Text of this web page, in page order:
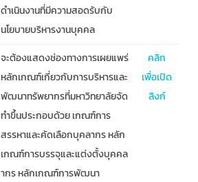
ดำเนินงานที่มีความสอดรับกับ
นโยบายบริหารงานบุคคล
จะต้องแสดงช่องทางการเผยแพร่
หลักเกณฑ์เกี่ยวกับการบริหารและ
พัฒนาทรัพยากรที่มหาวิทยาลัยจัด
ทำขึ้นประกอบด้วย เกณฑ์การ
สรรหาและคัดเลือกบุคลากร หลัก
เกณฑ์การบรรจุและแต่งตั้งบุคคล
ากร หลักเกณฑ์การพัฒนา
คลิก
เพื่อเปิด
ลิงก์